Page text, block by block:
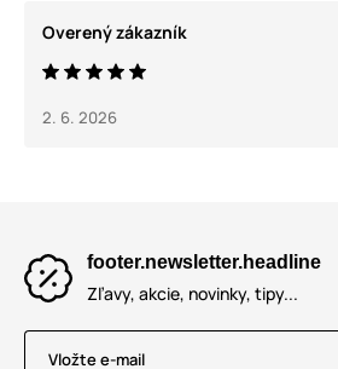
Overený zákazník
2. 6. 2026
footer.newsletter.headline
Zľavy, akcie, novinky, tipy...
Vložte e-mail